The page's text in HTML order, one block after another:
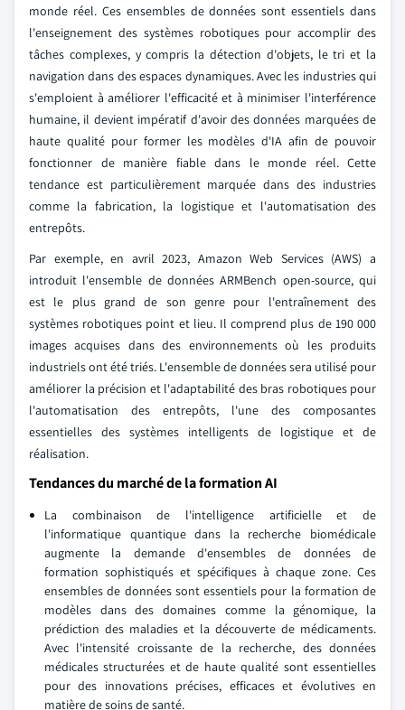
monde réel. Ces ensembles de données sont essentiels dans
l'enseignement des systèmes robotiques pour accomplir des
tâches complexes, y compris la détection d'objets, le tri et la
navigation dans des espaces dynamiques. Avec les industries qui
s'emploient à améliorer l'efficacité et à minimiser l'interférence
humaine, il devient impératif d'avoir des données marquées de
haute qualité pour former les modèles d'IA afin de pouvoir
fonctionner de manière fiable dans le monde réel. Cette
tendance est particulièrement marquée dans des industries
comme la fabrication, la logistique et l'automatisation des
entrepôts.
Par exemple, en avril 2023, Amazon Web Services (AWS) a
introduit l'ensemble de données ARMBench open-source, qui
est le plus grand de son genre pour l'entraînement des
systèmes robotiques point et lieu. Il comprend plus de 190 000
images acquises dans des environnements où les produits
industriels ont été triés. L'ensemble de données sera utilisé pour
améliorer la précision et l'adaptabilité des bras robotiques pour
l'automatisation des entrepôts, l'une des composantes
essentielles des systèmes intelligents de logistique et de
réalisation.
Tendances du marché de la formation AI
La combinaison de l'intelligence artificielle et de
l'informatique quantique dans la recherche biomédicale
augmente la demande d'ensembles de données de
formation sophistiqués et spécifiques à chaque zone. Ces
ensembles de données sont essentiels pour la formation de
modèles dans des domaines comme la génomique, la
prédiction des maladies et la découverte de médicaments.
Avec l'intensité croissante de la recherche, des données
médicales structurées et de haute qualité sont essentielles
pour des innovations précises, efficaces et évolutives en
matière de soins de santé.